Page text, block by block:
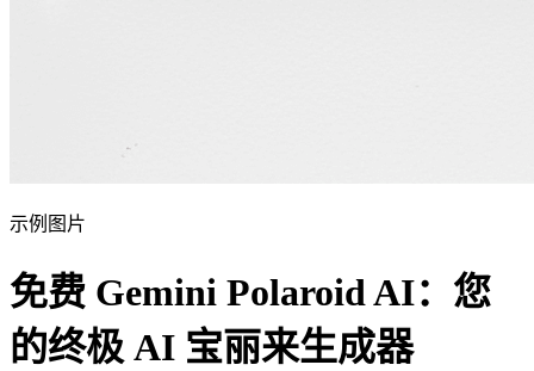
示例图片
免费 Gemini Polaroid AI：您
的终极 AI 宝丽来生成器